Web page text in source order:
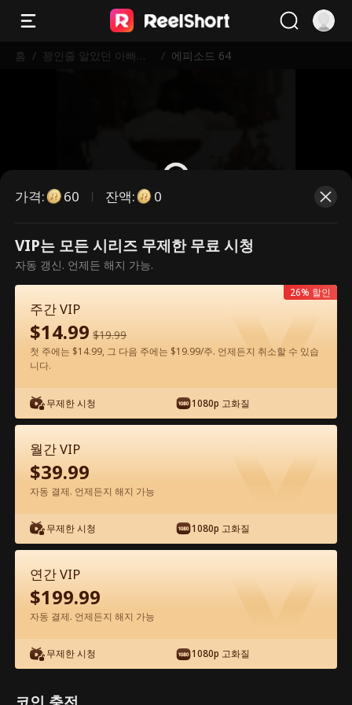
홈 / 꽝인줄 알았던 아빠가
/ 에피소드 64
유료 에피소드입니다. 시청하시려면
잠금을 해제해 주세요.
에피소드 64 - 꽝인줄 알았던 아빠가 알고
보니 세계 최강 거물?! 전체 영화
0-49 50-72 모든 에피소드
64
가격: 60 잔액: 0
VIP는 모든 시리즈 무제한 무료 시청
자동 갱신. 언제든 해지 가능.
주간 VIP
$14.99 $19.99
첫 주에는 $14.99, 그 다음 주에는 $19.99/주. 언제든지 취소할 수 있습
니다.
무제한 시청 1080p 고화질
26% 할인
월간 VIP
$39.99
자동 결제. 언제든지 해지 가능
무제한 시청 1080p 고화질
연간 VIP
$199.99
자동 결제. 언제든지 해지 가능
무제한 시청 1080p 고화질